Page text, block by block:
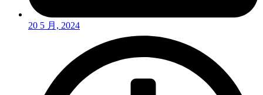
20 5 月, 2024